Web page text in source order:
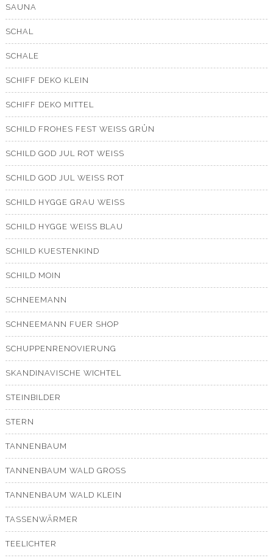
SAUNA
SCHAL
SCHALE
SCHIFF DEKO KLEIN
SCHIFF DEKO MITTEL
SCHILD FROHES FEST WEISS GRÜN
SCHILD GOD JUL ROT WEISS
SCHILD GOD JUL WEISS ROT
SCHILD HYGGE GRAU WEISS
SCHILD HYGGE WEISS BLAU
SCHILD KUESTENKIND
SCHILD MOIN
SCHNEEMANN
SCHNEEMANN FUER SHOP
SCHUPPENRENOVIERUNG
SKANDINAVISCHE WICHTEL
STEINBILDER
STERN
TANNENBAUM
TANNENBAUM WALD GROSS
TANNENBAUM WALD KLEIN
TASSENWÄRMER
TEELICHTER